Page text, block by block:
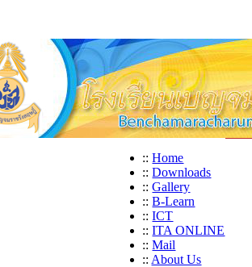
:: Home
:: Downloads
:: Gallery
:: B-Learn
:: ICT
:: ITA ONLINE
:: Mail
:: About Us